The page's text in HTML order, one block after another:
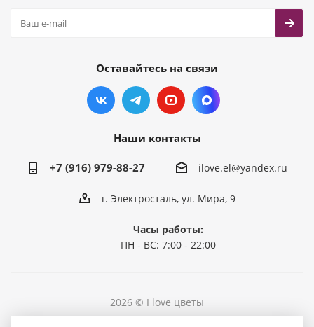
Оставайтесь на связи
Наши контакты
+7 (916) 979-88-27 ilove.el@yandex.ru
г. Электросталь, ул. Мира, 9
Часы работы:
ПН - ВС: 7:00 - 22:00
2026 © I love цветы